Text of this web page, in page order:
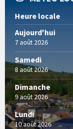
Heure locale
Aujourd'hui
7 août 2026
Samedi
8 août 2026
Dimanche
9 août 2026
Lundi
10 août 2026